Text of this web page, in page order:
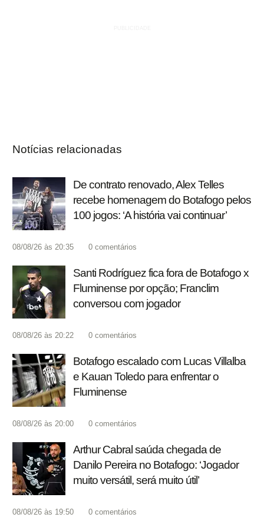
Notícias relacionadas
De contrato renovado, Alex Telles
recebe homenagem do Botafogo pelos
100 jogos: ‘A história vai continuar’
08/08/26 às 20:35 0 comentários
Santi Rodríguez fica fora de Botafogo x
Fluminense por opção; Franclim
conversou com jogador
08/08/26 às 20:22 0 comentários
Botafogo escalado com Lucas Villalba
e Kauan Toledo para enfrentar o
Fluminense
08/08/26 às 20:00 0 comentários
Arthur Cabral saúda chegada de
Danilo Pereira no Botafogo: ‘Jogador
muito versátil, será muito útil’
08/08/26 às 19:50 0 comentários